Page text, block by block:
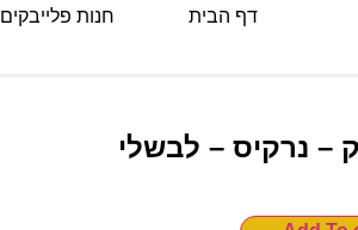
דף הבית חנות פלייבקים
– נרקיס – לבשלי